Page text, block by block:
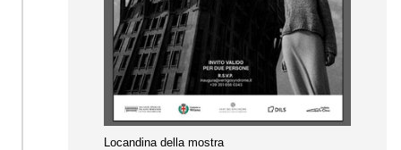
Locandina della mostra